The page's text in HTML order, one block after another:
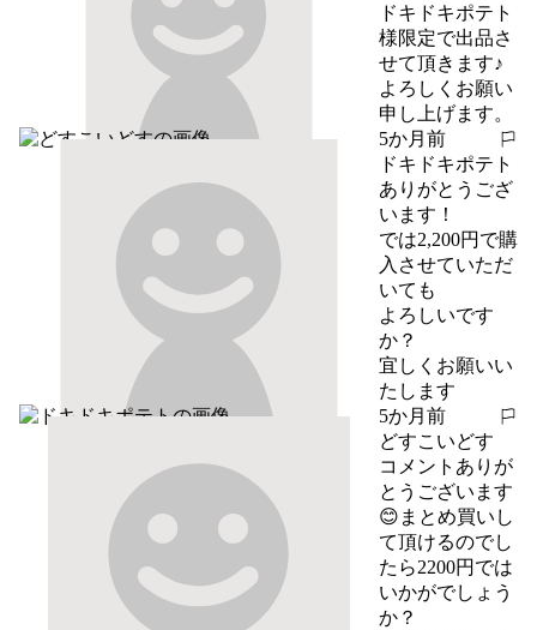
ドキドキポテト
様限定で出品さ
せて頂きます♪
よろしくお願い
申し上げます。
5か月前
報告する
ドキドキポテト
ありがとうござ
います！
では2,200円で購
入させていただ
いても
よろしいです
か？
宜しくお願いい
たします
5か月前
報告する
どすこいどす
コメントありが
とうございます
😊まとめ買いし
て頂けるのでし
たら2200円では
いかがでしょう
か？